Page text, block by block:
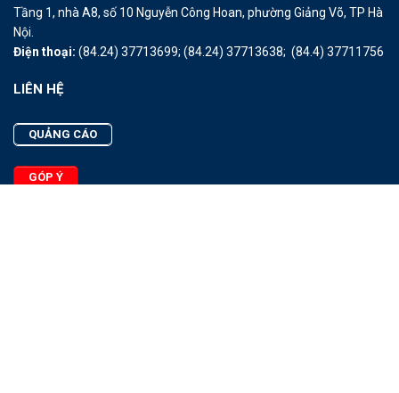
Tầng 1, nhà A8, số 10 Nguyễn Công Hoan, phường Giảng Võ, TP Hà
Nội.
Điện thoại: (84.24) 37713699; (84.24) 37713638; (84.4) 37711756
LIÊN HỆ
QUẢNG CÁO
GÓP Ý